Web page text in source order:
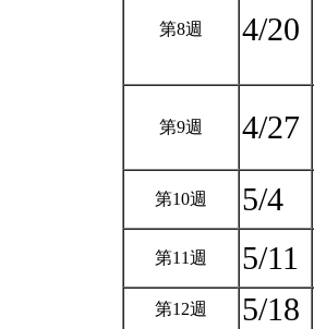
第8週 4/20
第9週 4/27
第10週 5/4
第11週 5/11
第12週 5/18